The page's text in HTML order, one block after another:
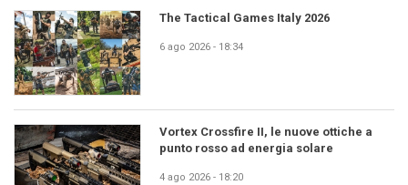
The Tactical Games Italy 2026
6 ago 2026 - 18:34
Vortex Crossfire II, le nuove ottiche a
punto rosso ad energia solare
4 ago 2026 - 18:20